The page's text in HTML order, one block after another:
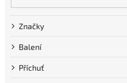
Značky
Balení
Příchuť